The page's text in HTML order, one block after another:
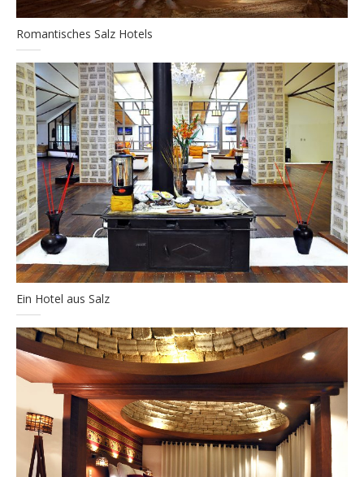
Romantisches Salz Hotels
Ein Hotel aus Salz